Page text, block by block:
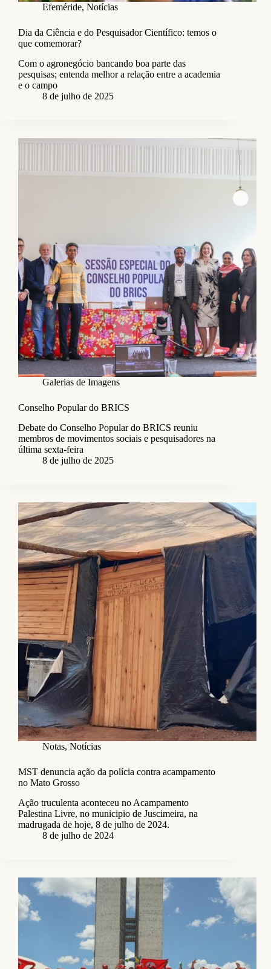
Efeméride, Notícias
Dia da Ciência e do Pesquisador Científico: temos o
que comemorar?
Com o agronegócio bancando boa parte das
pesquisas; entenda melhor a relação entre a academia
e o campo
8 de julho de 2025
Galerias de Imagens
Conselho Popular do BRICS
Debate do Conselho Popular do BRICS reuniu
membros de movimentos sociais e pesquisadores na
última sexta-feira
8 de julho de 2025
Notas, Notícias
MST denuncia ação da polícia contra acampamento
no Mato Grosso
Ação truculenta aconteceu no Acampamento
Palestina Livre, no municipio de Juscimeira, na
madrugada de hoje, 8 de julho de 2024.
8 de julho de 2024